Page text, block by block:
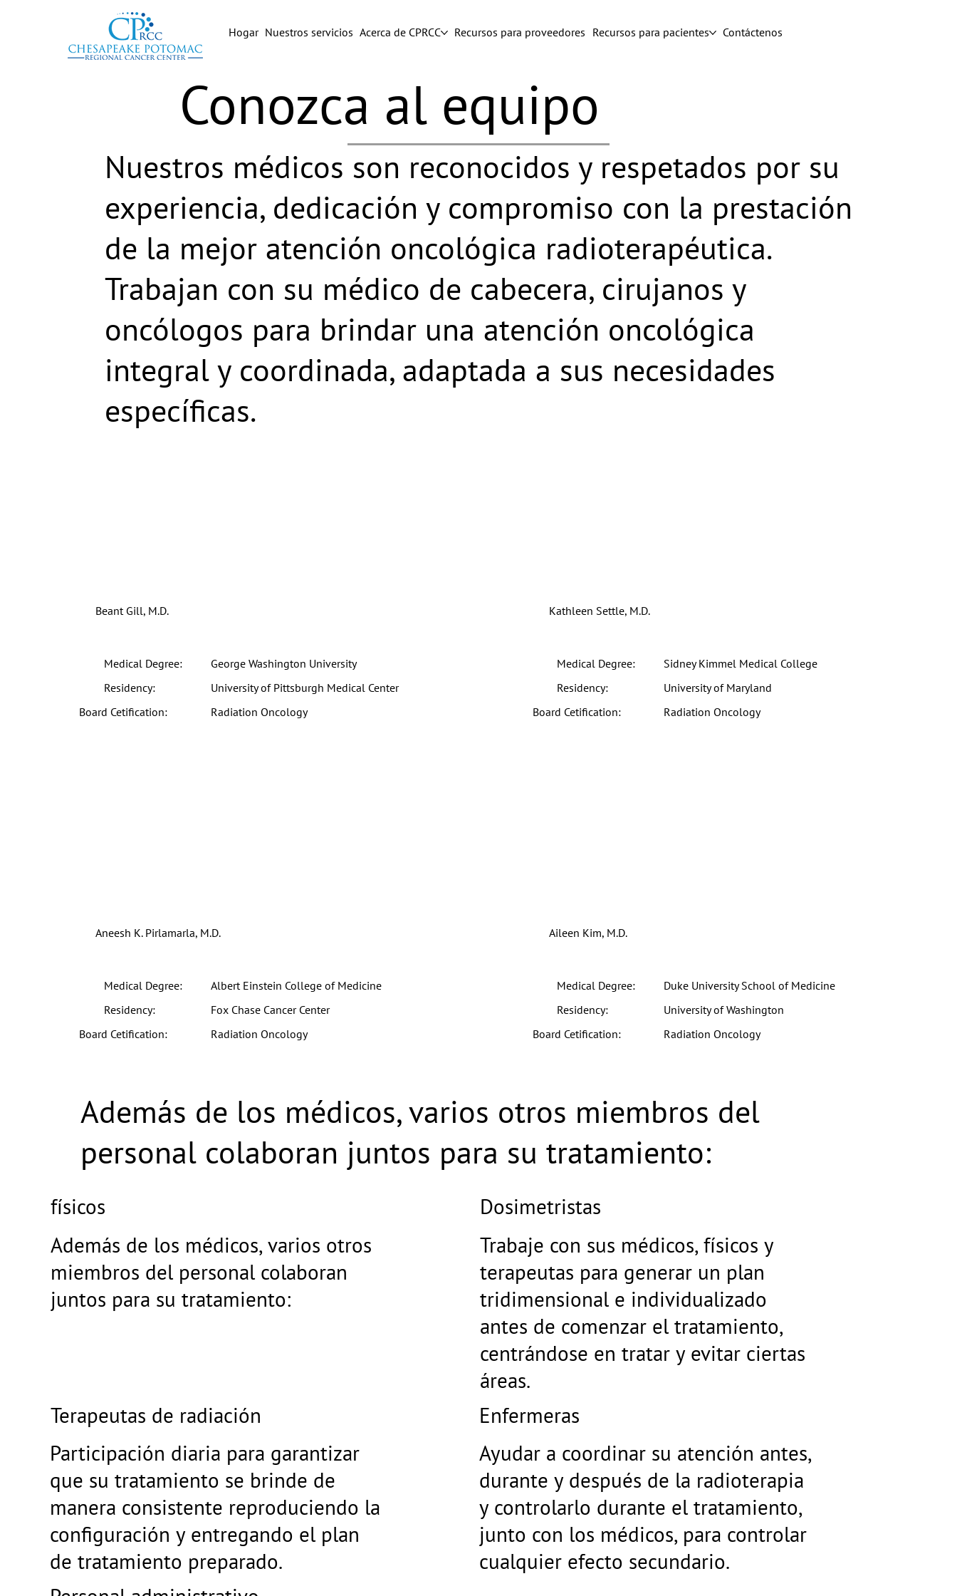
Hogar Nuestros servicios Acerca de CPRCC Recursos para proveedores Recursos para pacientes Contáctenos
Conozca al equipo
Nuestros médicos son reconocidos y respetados por su
experiencia, dedicación y compromiso con la prestación
de la mejor atención oncológica radioterapéutica.
Trabajan con su médico de cabecera, cirujanos y
oncólogos para brindar una atención oncológica
integral y coordinada, adaptada a sus necesidades
específicas.
Beant Gill, M.D.
Medical Degree:
Board Cetification:
Residency:
George Washington University
University of Pittsburgh Medical Center
Radiation Oncology
Kathleen Settle, M.D.
Medical Degree:
Board Cetification:
Residency:
Sidney Kimmel Medical College
University of Maryland
Radiation Oncology
Aneesh K. Pirlamarla, M.D.
Medical Degree:
Board Cetification:
Residency:
Albert Einstein College of Medicine
Fox Chase Cancer Center
Radiation Oncology
Aileen Kim, M.D.
Medical Degree:
Board Cetification:
Residency:
Duke University School of Medicine
University of Washington
Radiation Oncology
Además de los médicos, varios otros miembros del
personal colaboran juntos para su tratamiento:
físicos
Dosimetristas
Además de los médicos, varios otros
miembros del personal colaboran
juntos para su tratamiento:
Trabaje con sus médicos, físicos y
terapeutas para generar un plan
tridimensional e individualizado
antes de comenzar el tratamiento,
centrándose en tratar y evitar ciertas
áreas.
Terapeutas de radiación
Enfermeras
Participación diaria para garantizar
que su tratamiento se brinde de
manera consistente reproduciendo la
configuración y entregando el plan
de tratamiento preparado.
Ayudar a coordinar su atención antes,
durante y después de la radioterapia
y controlarlo durante el tratamiento,
junto con los médicos, para controlar
cualquier efecto secundario.